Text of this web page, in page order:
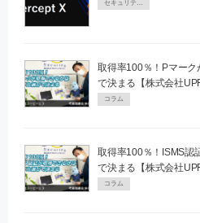
取得率100％！Pマー
で決まる【株式会社UPF
コラム
取得率100％！ISMS認
で決まる【株式会社UPF
コラム